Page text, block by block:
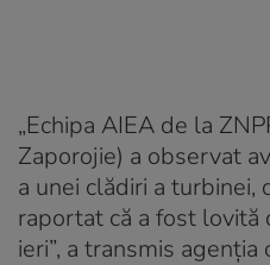
„Echipa AIEA de la
Zaporojie) a observat
a unei clădiri a turbinei,
raportat că a fost lovită
ieri”, a transmis